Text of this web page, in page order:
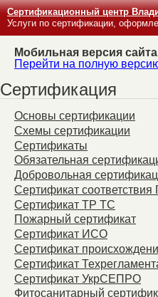
Сертификационный центр
Услуги по сертификации,
Мобильная версия
Перейти на полную
Сертификация
Основы сертификации
Схемы сертификации
Сертификаты
Обязательная
Добровольная
Сертификат
Сертификат ТР ТС
Пожарный сертификат
Сертификат ИСО
Сертификат
Сертификат
Сертификат УкрСЕПРО
Фитосанитарный